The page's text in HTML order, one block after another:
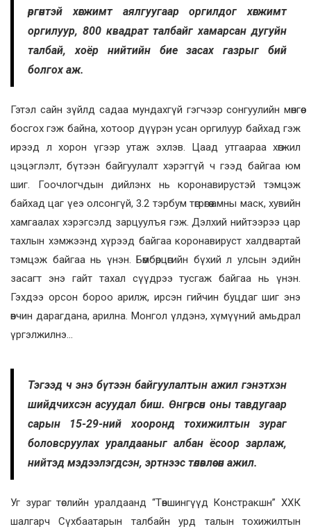
өргөнтэй хөгжимт аялгуугаар оргилдог хөгжимт
оргилуур, 800 квадрат талбайг хамарсан дугуйн
талбай, хоёр нийтийн бие засах газрыг бий
болгох аж.
Гэтэл сайн зүйлд садаа мундахгүй гэгчээр сонгуулийн мөнгөө
босгох гэж байна, хотоор дүүрэн усан оргилуур байхад гэж
ирээд л хорон үгээр утаж эхлэв. Цаад утгаараа хөгжил
цэцэглэлт, бүтээн байгуулалт хэрэггүй ч гээд байгаа юм
шиг. Гоочлогчдын дийлэнх нь коронавирустэй тэмцэж
байхад цаг үеэ олсонгүй, 3.2 тэрбум төгрөгөө амны маск, хувийн
хамгаалах хэрэгсэлд зарцуулъя гэж. Дэлхий нийтээрээ цар
тахлын хэмжээнд хүрээд байгаа коронавируст халдвартай
тэмцэж байгаа нь үнэн. Бөмбөрцөгийн бүхий л улсын эдийн
засагт энэ гайт тахал сүүдрээ тусгаж байгаа нь үнэн.
Гэхдээ орсон бороо арилж, ирсэн гийчин буцдаг шиг энэ
өвчин дарагдана, арилна. Монгол үлдэнэ, хүмүүний амьдрал
үргэлжилнэ…
Тэгээд ч энэ бүтээн байгуулалтын ажил гэнэтхэн
шийдчихсэн асуудал биш. Өнгөрсөн оны тавдугаар
сарын 15-29-ний хооронд тохижилтын зураг
боловсруулах уралдааныг албан ёсоор зарлаж,
нийтэд мэдээлэгдсэн, эртнээс төлөвлөсөн ажил.
Уг зураг төслийн уралдаанд “Төвшингүүд Констракшн” ХХК
шалгарч Сүхбаатарын талбайн урд талын тохижилтын